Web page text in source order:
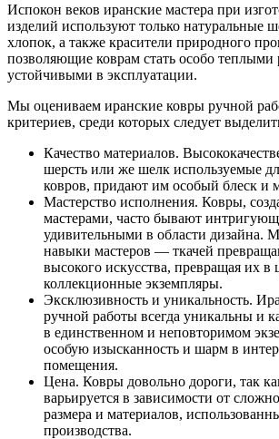
Испокон веков иранские мастера при
изделий используют только натуральные
хлопок, а также красители природного
позволяющие коврам стать особо
устойчивыми в эксплуатации.
Мы оцениваем иранские ковры ручной
критериев, среди которых следует
Качество материалов.
шерсть или же шелк используемые
ковров, придают им особый блеск и
Мастерство исполнения. Ковры,
мастерами, часто бывают
удивительными в области дизайна.
навыки мастеров — ткачей
высокого искусства, превращая их в
коллекционные экземпляры.
Эксклюзивность и уникальность.
ручной работы всегда уникальны и
в единственном и неповторимом
особую изысканность и шарм в
помещения.
Цена. Ковры довольно дороги, так
варьируется в зависимости от
размера и материалов,
производства.